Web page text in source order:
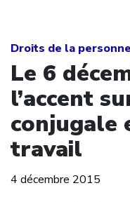
Droits de la
Le 6
l’accent
conjugale
travail
4 décembre 2015